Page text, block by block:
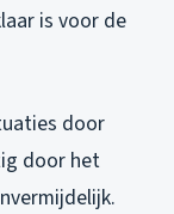
is voor de
door
door het